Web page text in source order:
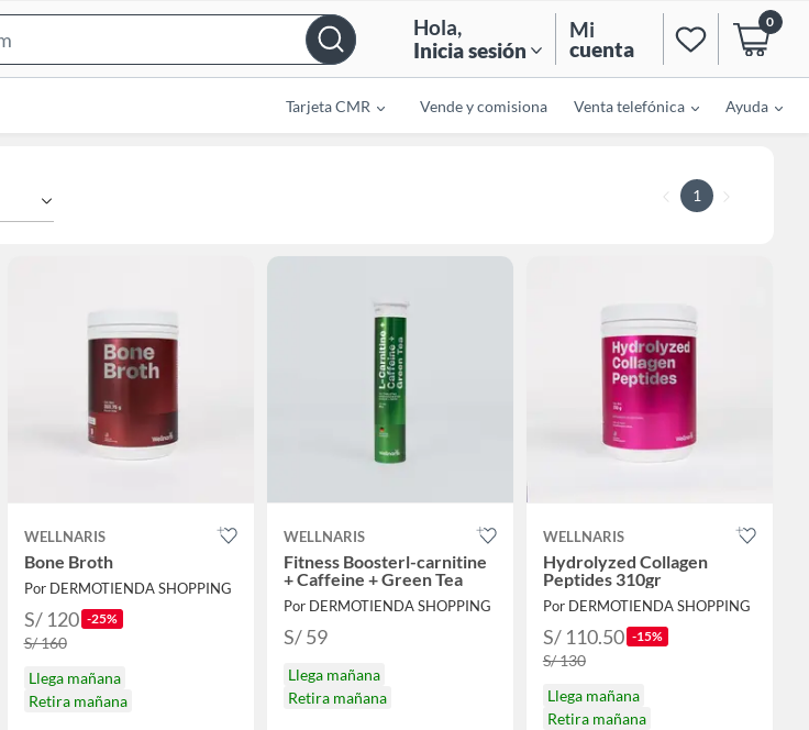
Bar
Hola,
Inicia sesión
Mi
cuenta
0
Tarjeta CMR Vende y comisiona Venta telefónica Ayuda
1
WELLNARIS
Bone Broth
Por DERMOTIENDA SHOPPING
S/ 120 -25%
S/ 160
Llega mañana
Retira mañana
WELLNARIS
Fitness Boosterl-carnitine
+ Caffeine + Green Tea
Por DERMOTIENDA SHOPPING
S/ 59
Llega mañana
Retira mañana
WELLNARIS
Hydrolyzed Collagen
Peptides 310gr
Por DERMOTIENDA SHOPPING
S/ 110.50 -15%
S/ 130
Llega mañana
Retira mañana